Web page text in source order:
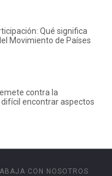
Qué significa
Movimiento de Países
contra la
encontrar aspectos
CON NOSOTROS